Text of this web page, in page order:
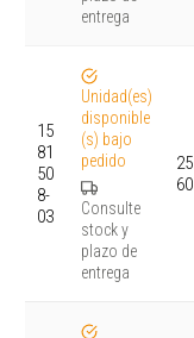
entrega
15
81
50
8-
03
Unidad(es)
disponible
(s) bajo
pedido
Consulte
stock y
plazo de
entrega
25
60